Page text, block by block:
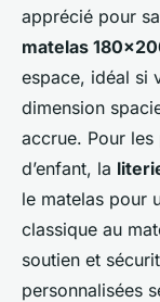
apprécié pour
matelas
espace, idéal si
dimension
accrue. Pour les
d’enfant, la
le matelas pour
classique au
soutien et
personnalisées